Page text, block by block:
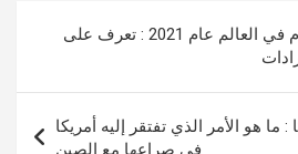
أغنى 10 أندية كرة قدم في العالم عام 2021 : تعرف على
ما هو الأمر الذي تفتقر إليه أمريكا
في صراعها مع الصين